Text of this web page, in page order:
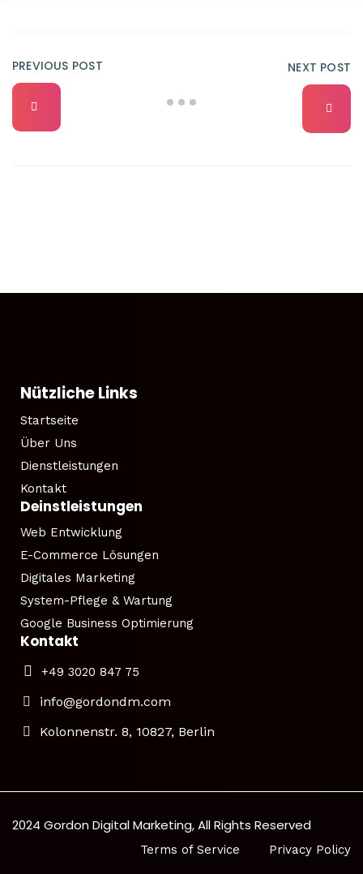
PREVIOUS POST NEXT POST
Nützliche Links
Startseite
Über Uns
Dienstleistungen
Kontakt
Deinstleistungen
Web Entwicklung
E-Commerce Lösungen
Digitales Marketing
System-Pflege & Wartung
Google Business Optimierung
Kontakt
+49 3020 847 75
info@gordondm.com
Kolonnenstr. 8, 10827, Berlin
2024 Gordon Digital Marketing, All Rights Reserved
Terms of Service Privacy Policy